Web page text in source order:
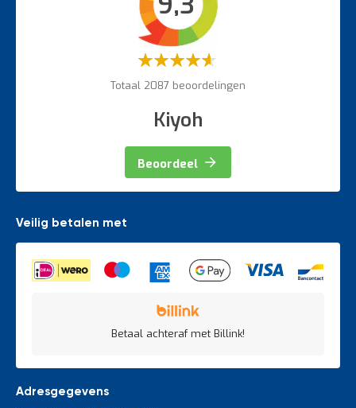
Waardering:
Totaal 2087 beoordelingen
Kiyoh
Beoordeel
Veilig betalen met
Betaal achteraf met Billink!
Adresgegevens